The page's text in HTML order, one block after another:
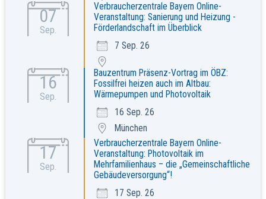
07
Sep.
Verbraucherzentrale Bayern Online-
Veranstaltung: Sanierung und Heizung -
Förderlandschaft im Überblick
7 Sep. 26
16
Sep.
Bauzentrum Präsenz-Vortrag im ÖBZ:
Fossilfrei heizen auch im Altbau:
Wärmepumpen und Photovoltaik
16 Sep. 26
München
17
Sep.
Verbraucherzentrale Bayern Online-
Veranstaltung: Photovoltaik im
Mehrfamilienhaus – die „Gemeinschaftliche
Gebäudeversorgung“!
17 Sep. 26